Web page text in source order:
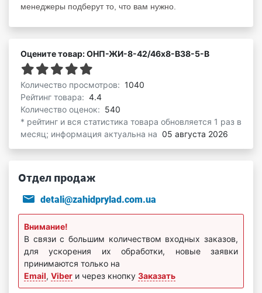
менеджеры подберут то, что вам нужно.
Оцените товар: ОНП-ЖИ-8-42/46х8-В38-5-В
Количество просмотров: 1040
Рейтинг товара: 4.4
Количество оценок: 540
* рейтинг и вся статистика товара обновляется 1 раз в
месяц; информация актуальна на 05 августа 2026
Отдел продаж
detali@zahidprylad.com.ua
Внимание!
В связи с большим количеством входных заказов,
для ускорения их обработки, новые заявки
принимаются только на
Email, Viber и через кнопку Заказать